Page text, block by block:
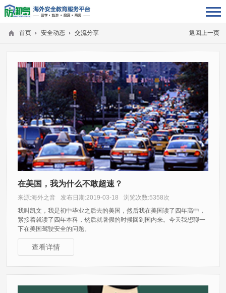
返回上一页
首页 安全动态 交流分享
在美国，我为什么不敢超速？
来源:海外之音 发布日期:2019-03-18
浏览次数:5358次
我叫凯文，我是初中毕业之后去的美国，然后我在美国读了四年高中，
紧接着就读了四年本科，然后就暑假的时候回到国内来。今天我想聊一
下在美国驾驶安全的问题。
查看详情